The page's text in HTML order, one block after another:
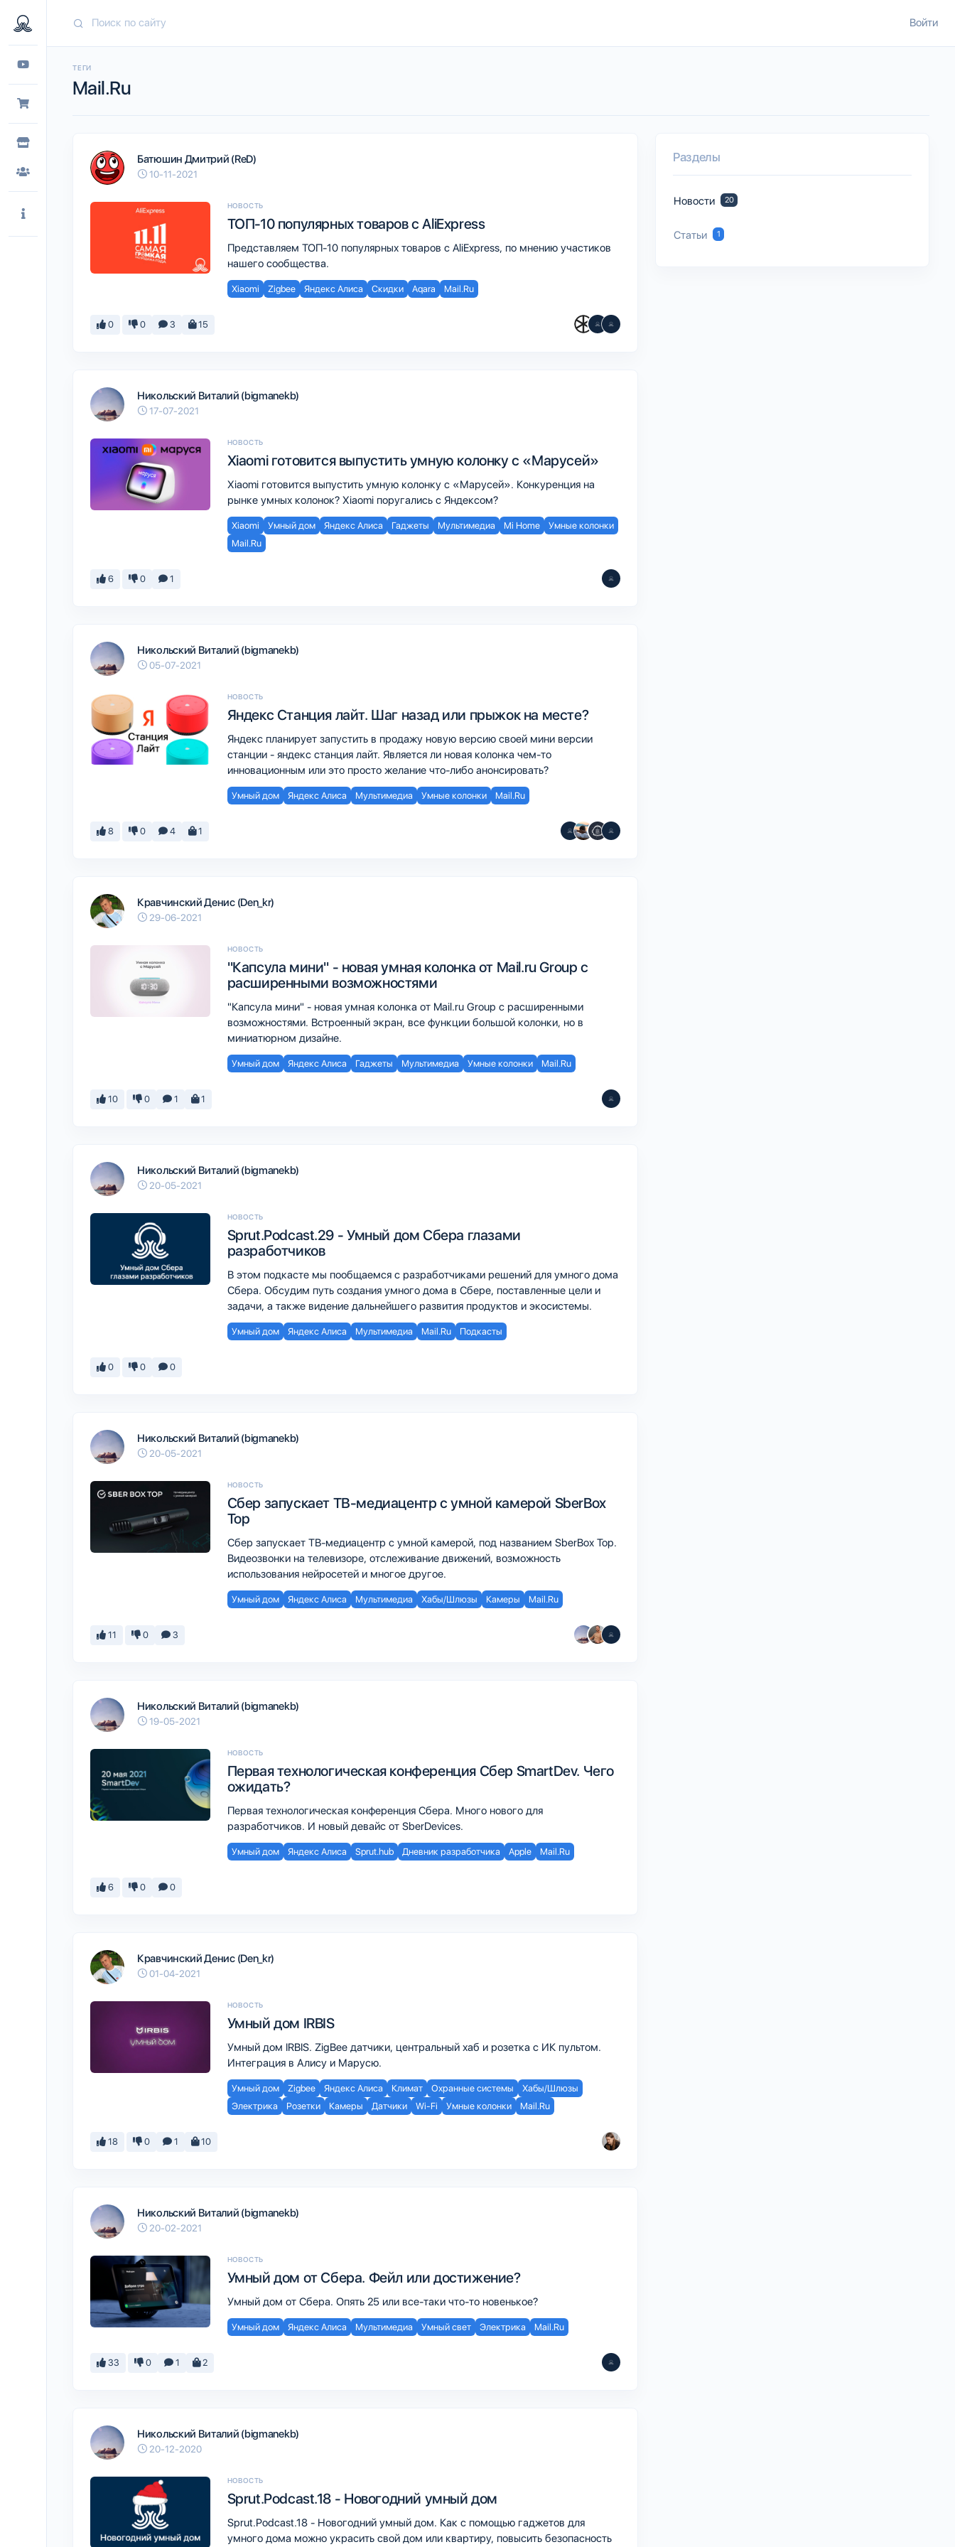
Войти
ТЕГИ
Mail.Ru
Батюшин Дмитрий (ReD)
10-11-2021
НОВОСТЬ
ТОП-10 популярных товаров с AliExpress
Представляем ТОП-10 популярных товаров с AliExpress, по мнению участиков
нашего сообщества.
Xiaomi Zigbee Яндекс Алиса Скидки Aqara Mail.Ru
0 0 3 15
Никольский Виталий (bigmanekb)
17-07-2021
НОВОСТЬ
Xiaomi готовится выпустить умную колонку с «Марусей»
Xiaomi готовится выпустить умную колонку с «Марусей». Конкуренция на
рынке умных колонок? Xiaomi поругались с Яндексом?
Xiaomi Умный дом Яндекс Алиса Гаджеты Мультимедиа Mi Home
Умные колонки
Mail.Ru
6 0 1
Никольский Виталий (bigmanekb)
05-07-2021
НОВОСТЬ
Яндекс Станция лайт. Шаг назад или прыжок на месте?
Яндекс планирует запустить в продажу новую версию своей мини версии
станции - яндекс станция лайт. Является ли новая колонка чем-то
инновационным или это просто желание что-либо анонсировать?
Умный дом Яндекс Алиса Мультимедиа Умные колонки Mail.Ru
8 0 4 1
Кравчинский Денис (Den_kr)
29-06-2021
НОВОСТЬ
"Капсула мини" - новая умная колонка от Mail.ru Group с
расширенными возможностями
"Капсула мини" - новая умная колонка от Mail.ru Group с расширенными
возможностями. Встроенный экран, все функции большой колонки, но в
миниатюрном дизайне.
Умный дом Яндекс Алиса Гаджеты Мультимедиа Умные колонки Mail.Ru
10 0 1 1
Никольский Виталий (bigmanekb)
20-05-2021
НОВОСТЬ
Sprut.Podcast.29 - Умный дом Сбера глазами
разработчиков
В этом подкасте мы пообщаемся с разработчиками решений для умного дома
Сбера. Обсудим путь создания умного дома в Сбере, поставленные цели и
задачи, а также видение дальнейшего развития продуктов и экосистемы.
Умный дом Яндекс Алиса Мультимедиа Mail.Ru Подкасты
0 0 0
Никольский Виталий (bigmanekb)
20-05-2021
НОВОСТЬ
Сбер запускает ТВ-медиацентр с умной камерой SberBox
Top
Сбер запускает ТВ-медиацентр с умной камерой, под названием SberBox Top.
Видеозвонки на телевизоре, отслеживание движений, возможность
использования нейросетей и многое другое.
Умный дом Яндекс Алиса Мультимедиа Хабы/Шлюзы Камеры Mail.Ru
11 0 3
Никольский Виталий (bigmanekb)
19-05-2021
НОВОСТЬ
Первая технологическая конференция Сбер SmartDev. Чего
ожидать?
Первая технологическая конференция Сбера. Много нового для
разработчиков. И новый девайс от SberDevices.
Умный дом Яндекс Алиса Sprut.hub Дневник разработчика Apple Mail.Ru
6 0 0
Кравчинский Денис (Den_kr)
01-04-2021
НОВОСТЬ
Умный дом IRBIS
Умный дом IRBIS. ZigBee датчики, центральный хаб и розетка с ИК пультом.
Интеграция в Алису и Марусю.
Умный дом Zigbee Яндекс Алиса Климат Охранные системы
Хабы/Шлюзы
Электрика
Розетки Камеры Датчики Wi-Fi Умные колонки Mail.Ru
18 0 1 10
Никольский Виталий (bigmanekb)
20-02-2021
НОВОСТЬ
Умный дом от Сбера. Фейл или достижение?
Умный дом от Сбера. Опять 25 или все-таки что-то новенькое?
Умный дом Яндекс Алиса Мультимедиа Умный свет Электрика Mail.Ru
33 0 1 2
Никольский Виталий (bigmanekb)
20-12-2020
НОВОСТЬ
Sprut.Podcast.18 - Новогодний умный дом
Sprut.Podcast.18 - Новогодний умный дом. Как с помощью гаджетов для
умного дома можно украсить свой дом или квартиру, повысить безопасность
Разделы
Новости 20
Статьи 1